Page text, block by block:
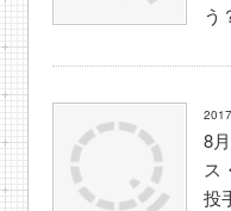
う
8
ス
投